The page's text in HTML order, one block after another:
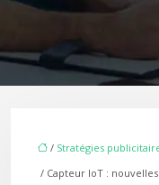
/ Stratégies
/ Capteur IoT :